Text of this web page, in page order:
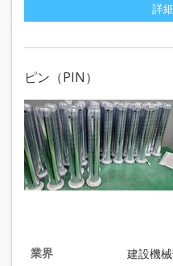
詳
ピン（PIN）
業界
建設機